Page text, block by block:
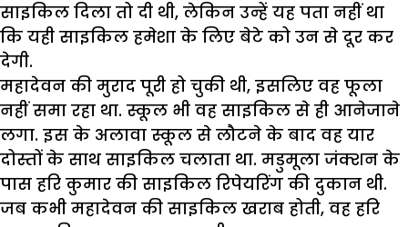
साइकिल दिला तो दी थी, लेकिन उन्हें यह पता नहीं था
कि यही साइकिल हमेशा के लिए बेटे को उन से दूर कर
देगी.
महादेवन की मुराद पूरी हो चुकी थी, इसलिए वह फूला
नहीं समा रहा था. स्कूल भी वह साइकिल से ही आनेजाने
लगा. इस के अलावा स्कूल से लौटने के बाद वह यार
दोस्तों के साथ साइकिल चलाता था. मडुमूला जंक्शन के
पास हरि कुमार की साइकिल रिपेयरिंग की दुकान थी.
जब कभी महादेवन की साइकिल खराब होती, वह हरि